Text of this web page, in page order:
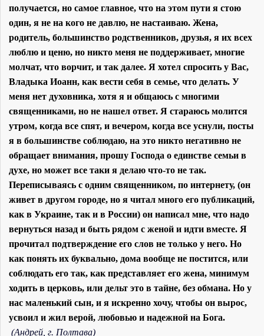
получается, но самое главное, что на этом пути я стою
один, я не на кого не давлю, не настаиваю. Жена,
родитель, большинство родственников, друзья, я их всех
люблю и ценю, но никто меня не поддерживает, многие
молчат, что ворчит, и так далее. Я хотел спросить у Вас,
Владыка Иоанн, как вести себя в семье, что делать. У
меня нет духовника, хотя я и общаюсь с многими
священниками, но не нашел ответ. Я стараюсь молится
утром, когда все спят, и вечером, когда все уснули, посты
я в большинстве соблюдаю, на это никто негативно не
обращает внимания, прошу Господа о единстве семьи в
духе, но может все таки я делаю что-то не так.
Переписываясь с одним священником, по интернету, (он
живет в другом городе, но я читал много его публикаций,
как в Украине, так и в России) он написал мне, что надо
вернуться назад и быть рядом с женой и идти вместе. Я
прочитал подтверждение его слов не только у него. Но
как понять их буквально, дома вообще не постится, или
соблюдать его так, как представляет его жена, минимум
ходить в церковь, или дельт это в тайне, без обмана. Но у
нас маленький сын, и я искренно хочу, чтобы он вырос,
усвоил и жил верой, любовью и надежной на Бога.
(Андрей, г. Полтава)